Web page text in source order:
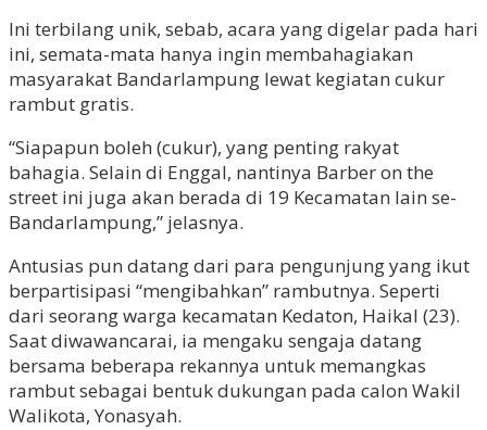
Ini terbilang unik, sebab, acara yang digelar pada hari
ini, semata-mata hanya ingin membahagiakan
masyarakat Bandarlampung lewat kegiatan cukur
rambut gratis.
“Siapapun boleh (cukur), yang penting rakyat
bahagia. Selain di Enggal, nantinya Barber on the
street ini juga akan berada di 19 Kecamatan lain se-
Bandarlampung,” jelasnya.
Antusias pun datang dari para pengunjung yang ikut
berpartisipasi “mengibahkan” rambutnya. Seperti
dari seorang warga kecamatan Kedaton, Haikal (23).
Saat diwawancarai, ia mengaku sengaja datang
bersama beberapa rekannya untuk memangkas
rambut sebagai bentuk dukungan pada calon Wakil
Walikota, Yonasyah.